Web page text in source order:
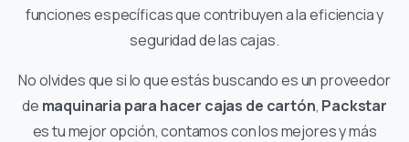
funciones específicas que contribuyen a la eficiencia y
seguridad de las cajas.
No olvides que si lo que estás buscando es un proveedor
de maquinaria para hacer cajas de cartón, Packstar
es tu mejor opción, contamos con los mejores y más